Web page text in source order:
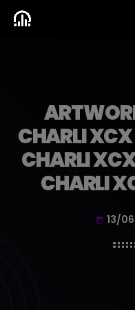
CHARLI
CHARLI
CHARLI
today 13/